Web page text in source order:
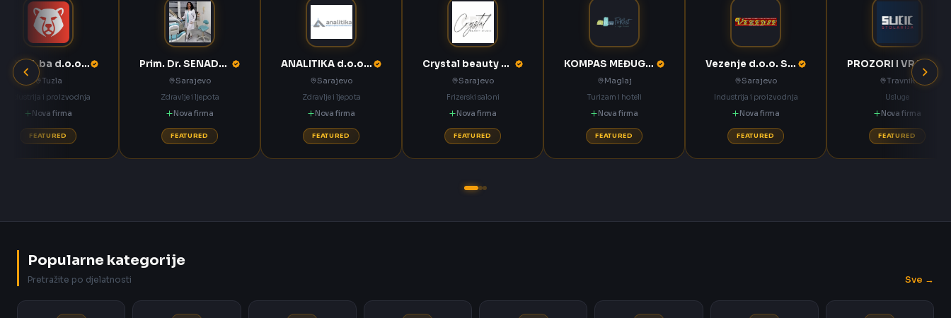
ANNOA.ba d.o.o. Tuzla
Tuzla
Industrija i proizvodnja
Nova firma
FEATURED
Prim. Dr. SENADETA OMERBAŠIĆ STOMATOLOŠKA ORDINACIJA
Sarajevo
Zdravlje i ljepota
Nova firma
FEATURED
ANALITIKA d.o.o. Sarajevo
Sarajevo
Zdravlje i ljepota
Nova firma
FEATURED
Crystal beauty studio Sarajevo
Sarajevo
Frizerski saloni
Nova firma
FEATURED
KOMPAS MEĐUGORJE d.d. Međugorje
Maglaj
Turizam i hoteli
Nova firma
FEATURED
Vezenje d.o.o. Sarajevo
Sarajevo
Industrija i proizvodnja
Nova firma
FEATURED
PROZORI I VRATA Sučić Nova Bila
Travnik
Usluge
Nova firma
FEATURED
Popularne kategorije
Pretražite po djelatnosti Sve →